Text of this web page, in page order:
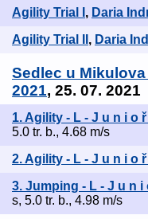
Agility Trial I , Daria
Agility Trial II , Daria
Sedlec u
2021, 25. 07. 2021
1. Agility - L - J u n i o
5.0 tr. b., 4.68 m/s
2. Agility - L - J u n i o
3. Jumping - L - J u n i
s, 5.0 tr. b., 4.98 m/s